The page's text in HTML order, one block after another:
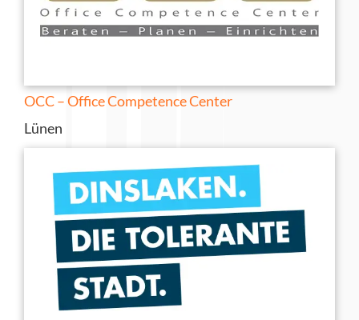
OCC – Office Competence Center
Lünen